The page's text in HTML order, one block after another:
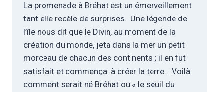
La promenade à Bréhat est un émerveillement
tant elle recèle de surprises. Une légende de
l’île nous dit que le Divin, au moment de la
création du monde, jeta dans la mer un petit
morceau de chacun des continents ; il en fut
satisfait et commença à créer la terre… Voilà
comment serait né Bréhat ou « le seuil du